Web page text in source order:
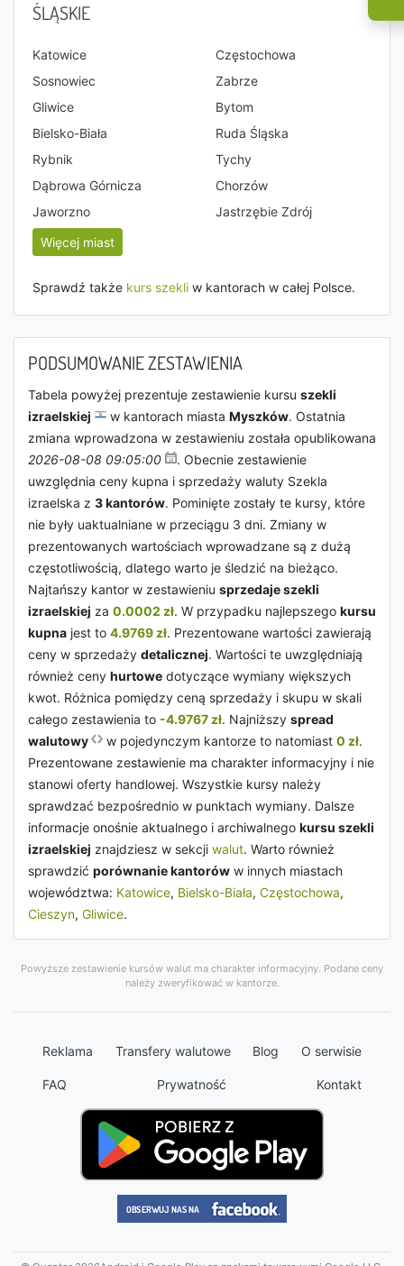
ŚLĄSKIE
Katowice
Częstochowa
Sosnowiec
Zabrze
Gliwice
Bytom
Bielsko-Biała
Ruda Śląska
Rybnik
Tychy
Dąbrowa Górnicza
Chorzów
Jaworzno
Jastrzębie Zdrój
Więcej miast
Sprawdź także kurs szekli w kantorach w całej Polsce.
PODSUMOWANIE ZESTAWIENIA
Tabela powyżej prezentuje zestawienie kursu szekli
izraelskiej
w kantorach miasta Myszków. Ostatnia
zmiana wprowadzona w zestawieniu została opublikowana
2026-08-08 09:05:00
. Obecnie zestawienie
uwzględnia ceny kupna i sprzedaży waluty Szekla
izraelska z 3 kantorów. Pominięte zostały te kursy, które
nie były uaktualniane w przeciągu 3 dni. Zmiany w
prezentowanych wartościach wprowadzane są z dużą
częstotliwością, dlatego warto je śledzić na bieżąco.
Najtańszy kantor w zestawieniu sprzedaje szekli
izraelskiej za 0.0002 zł. W przypadku najlepszego kursu
kupna jest to 4.9769 zł. Prezentowane wartości zawierają
ceny w sprzedaży detalicznej. Wartości te uwzględniają
również ceny hurtowe dotyczące wymiany większych
kwot. Różnica pomiędzy ceną sprzedaży i skupu w skali
całego zestawienia to -4.9767 zł. Najniższy spread
walutowy
w pojedynczym kantorze to natomiast 0 zł.
Prezentowane zestawienie ma charakter informacyjny i nie
stanowi oferty handlowej. Wszystkie kursy należy
sprawdzać bezpośrednio w punktach wymiany. Dalsze
informacje onośnie aktualnego i archiwalnego kursu szekli
izraelskiej znajdziesz w sekcji walut. Warto również
sprawdzić porównanie kantorów w innych miastach
województwa: Katowice, Bielsko-Biała, Częstochowa,
Cieszyn, Gliwice.
Powyższe zestawienie kursów walut ma charakter informacyjny. Podane ceny
należy zweryfikować w kantorze.
Reklama Transfery walutowe Blog O serwisie
FAQ Prywatność Kontakt